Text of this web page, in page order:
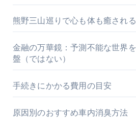
熊野三山巡りで心も体も癒され
金融の万華鏡：予測不能な世界
盤（ではない）
手続きにかかる費用の目安
原因別のおすすめ車内消臭方法